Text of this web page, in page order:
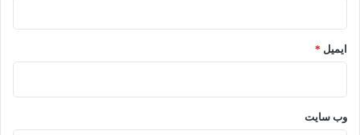
ایمیل *
وب‌ سایت